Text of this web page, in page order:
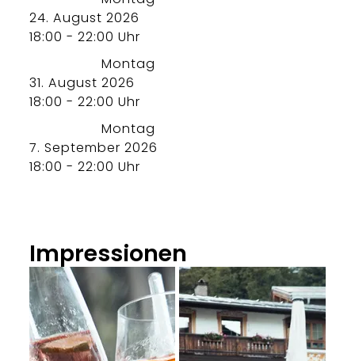
24. August 2026
18:00 - 22:00 Uhr
Montag
31. August 2026
18:00 - 22:00 Uhr
Montag
7. September 2026
18:00 - 22:00 Uhr
Impressionen